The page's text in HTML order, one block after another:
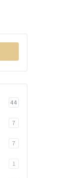
44
7
7
1